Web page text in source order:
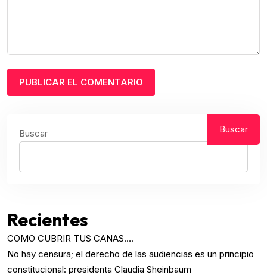
Buscar Buscar
Recientes
COMO CUBRIR TUS CANAS….
No hay censura; el derecho de las audiencias es un principio
constitucional: presidenta Claudia Sheinbaum